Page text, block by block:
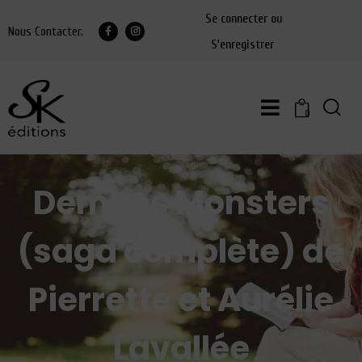
Nous Contacter.
Se connecter ou
S'enregistrer
0
Demons Monsters
(saga complète) de
Pierrette et Aurélie
Lavallée